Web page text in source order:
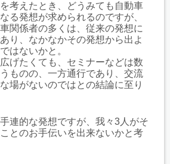
考えたとき、どうみても自動車
る発想が求められるのですが、
関係者の多くは、従来の発想に
り、なかなかその発想から出よ
はないかと。
げたくても、セミナーなどは数
ものの、 一方通行であり、交流
場がないのではとの結論に至り
連的な発想ですが、我々3人がそ
とのお手伝いを出来ないかと考